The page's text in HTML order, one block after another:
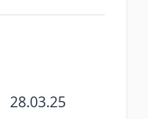
28. März 2025
28.03.25